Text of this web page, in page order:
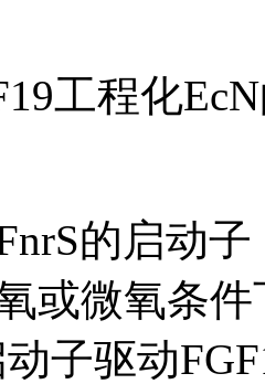
工程化
的启动
或微氧条
动子驱动